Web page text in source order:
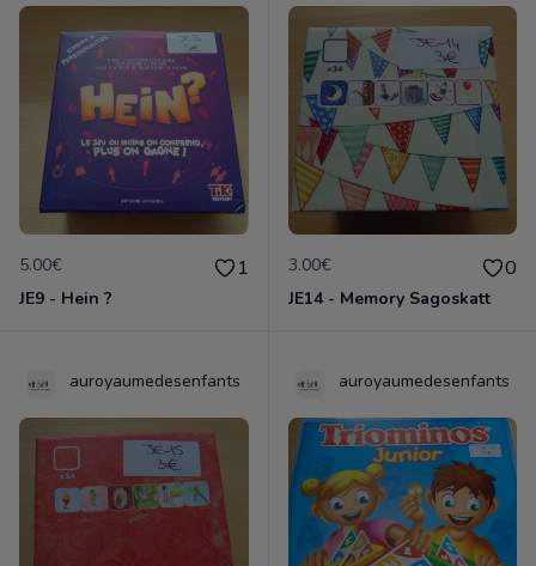
5.00€ 1
JE9 - Hein ?
3.00€ 0
JE14 - Memory Sagoskatt
auroyaumedesenfants auroyaumedesenfants